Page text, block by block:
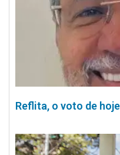
Reflita, o voto de